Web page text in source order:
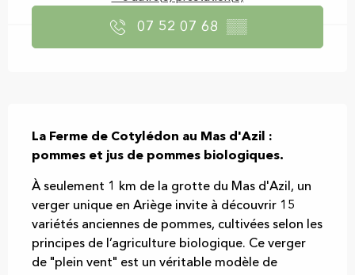
07 52 07 68 ▒▒
La Ferme de Cotylédon au Mas d'Azil :
pommes et jus de pommes biologiques.
À seulement 1 km de la grotte du Mas d'Azil, un
verger unique en Ariège invite à découvrir 15
variétés anciennes de pommes, cultivées selon les
principes de l’agriculture biologique. Ce verger
de "plein vent" est un véritable modèle de